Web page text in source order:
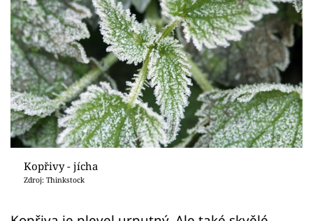
Zahrada
Design
Sledujte prima+
Přihlášení
Sledujte nás
Kopřivy - jícha
Zdroj: Thinkstock